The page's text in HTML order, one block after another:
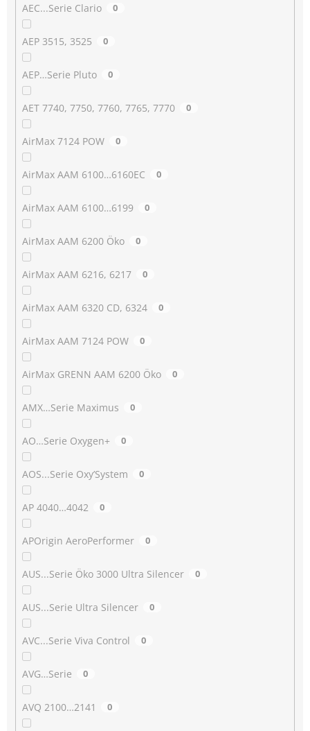
AEC...Serie Clario 0
AEP 3515, 3525 0
AEP…Serie Pluto 0
AET 7740, 7750, 7760, 7765, 7770 0
AirMax 7124 POW 0
AirMax AAM 6100…6160EC 0
AirMax AAM 6100…6199 0
AirMax AAM 6200 Öko 0
AirMax AAM 6216, 6217 0
AirMax AAM 6320 CD, 6324 0
AirMax AAM 7124 POW 0
AirMax GRENN AAM 6200 Öko 0
AMX…Serie Maximus 0
AO…Serie Oxygen+ 0
AOS...Serie Oxy’System 0
AP 4040…4042 0
APOrigin AeroPerformer 0
AUS...Serie Öko 3000 Ultra Silencer 0
AUS...Serie Ultra Silencer 0
AVC...Serie Viva Control 0
AVG…Serie 0
AVQ 2100…2141 0